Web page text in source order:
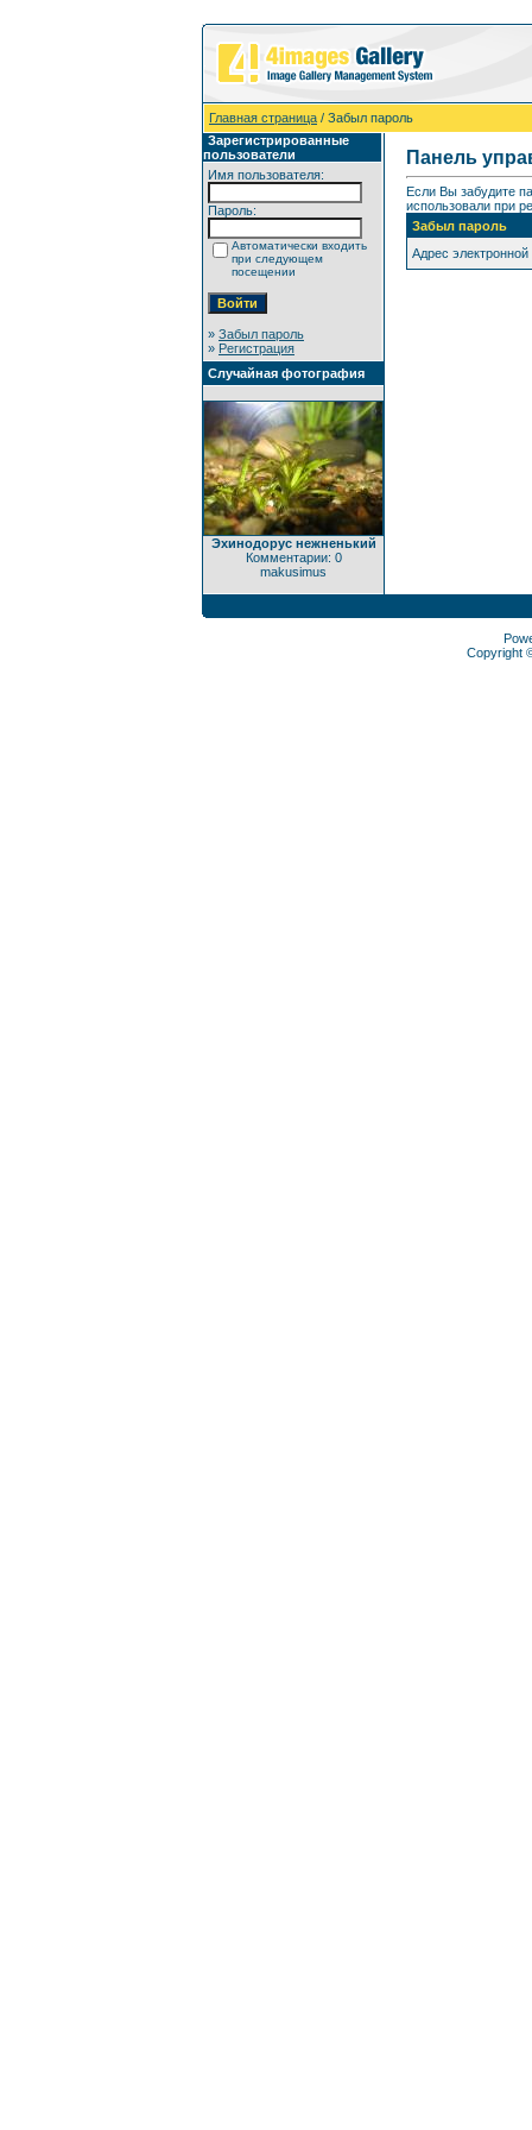
Главная страница / Забыл пароль
Зарегистрированные
пользователи
Имя пользователя:
Пароль:
Автоматически входить
при следующем
посещении
» Забыл пароль
» Регистрация
Случайная фотография
Эхинодорус нежненький
Комментарии: 0
makusimus
Панель
Если Вы забудите
использовали при
Забыл пароль
Адрес
Copyright